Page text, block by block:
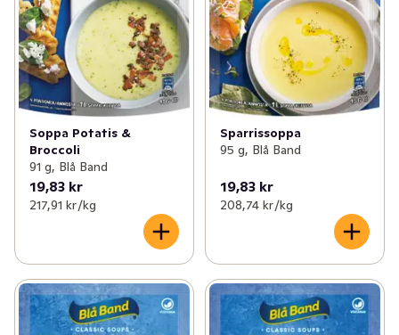
Soppa Potatis &
Broccoli
91 g, Blå Band
19,83 kr
217,91 kr /kg
Sparrissoppa
95 g, Blå Band
19,83 kr
208,74 kr /kg